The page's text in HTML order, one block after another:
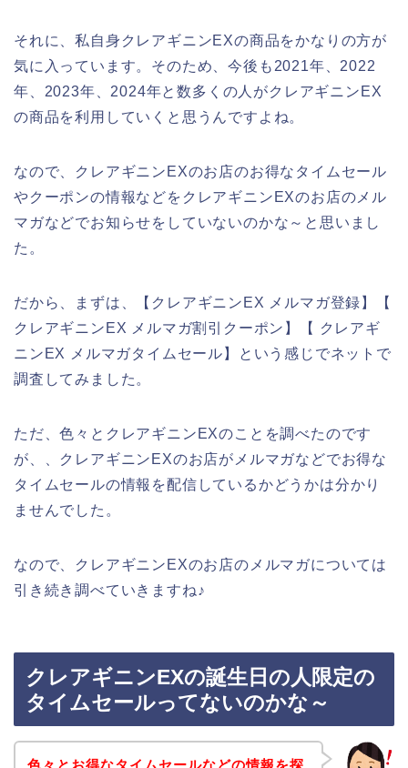
それに、私自身クレアギニンEXの商品をかなりの方が
気に入っています。そのため、今後も2021年、2022
年、2023年、2024年と数多くの人がクレアギニンEX
の商品を利用していくと思うんですよね。
なので、クレアギニンEXのお店のお得なタイムセール
やクーポンの情報などをクレアギニンEXのお店のメル
マガなどでお知らせをしていないのかな～と思いまし
た。
だから、まずは、【クレアギニンEX メルマガ登録】【
クレアギニンEX メルマガ割引クーポン】【 クレアギ
ニンEX メルマガタイムセール】という感じでネットで
調査してみました。
ただ、色々とクレアギニンEXのことを調べたのです
が、、クレアギニンEXのお店がメルマガなどでお得な
タイムセールの情報を配信しているかどうかは分かり
ませんでした。
なので、クレアギニンEXのお店のメルマガについては
引き続き調べていきますね♪
クレアギニンEXの誕生日の人限定の
タイムセールってないのかな～
色々とお得なタイムセールなどの情報を探